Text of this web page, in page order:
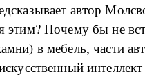
автор
этим? Почему бы не
в мебель, части